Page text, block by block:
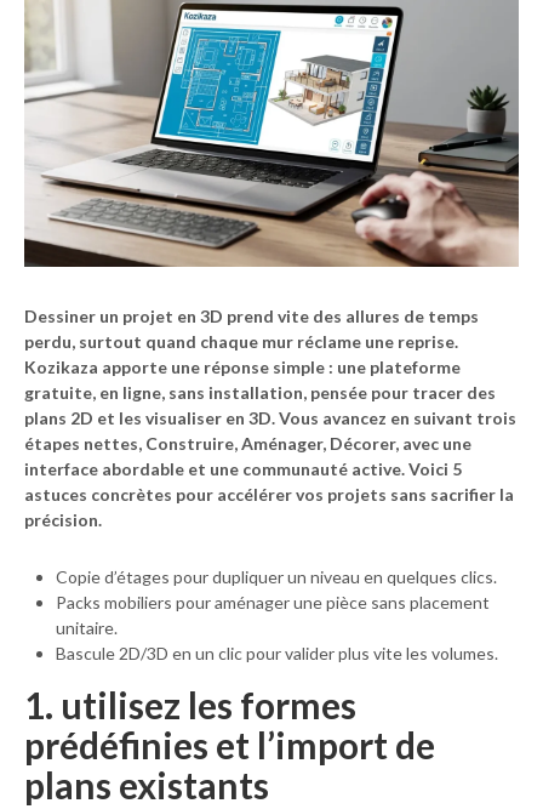
Dessiner un projet en 3D prend vite des allures de temps
perdu, surtout quand chaque mur réclame une reprise.
Kozikaza apporte une réponse simple : une plateforme
gratuite, en ligne, sans installation, pensée pour tracer des
plans 2D et les visualiser en 3D. Vous avancez en suivant trois
étapes nettes, Construire, Aménager, Décorer, avec une
interface abordable et une communauté active. Voici 5
astuces concrètes pour accélérer vos projets sans sacrifier la
précision.
Copie d’étages pour dupliquer un niveau en quelques clics.
Packs mobiliers pour aménager une pièce sans placement
unitaire.
Bascule 2D/3D en un clic pour valider plus vite les volumes.
1. utilisez les formes
prédéfinies et l’import de
plans existants